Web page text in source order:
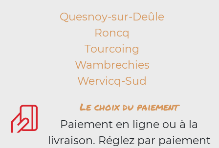
Quesnoy-sur-Deûle
Roncq
Tourcoing
Wambrechies
Wervicq-Sud
Le choix du paiement
Paiement en ligne ou à la
livraison. Réglez par paiement